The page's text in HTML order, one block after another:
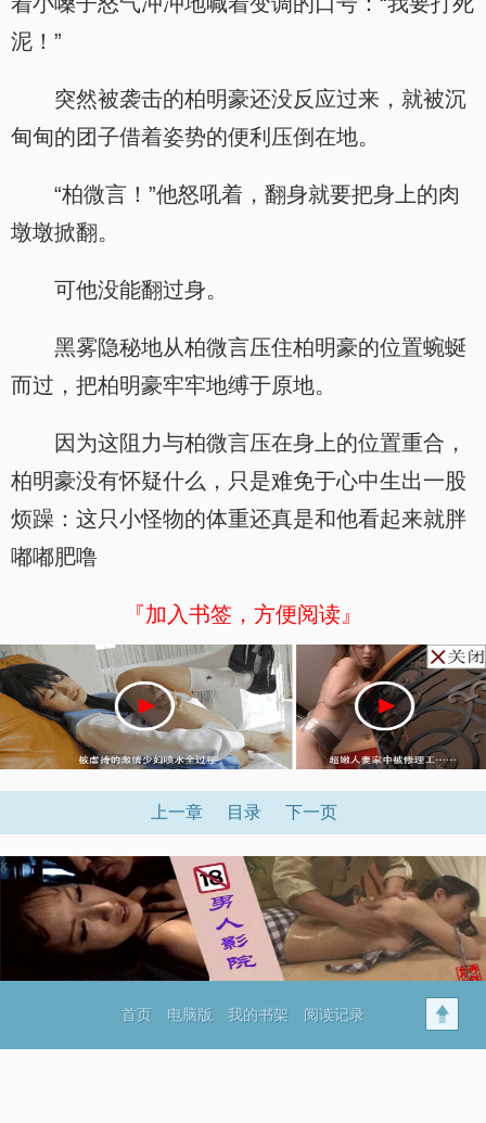
泥！”
突然被袭击的柏明豪还没反应过来，就被沉
甸甸的团子借着姿势的便利压倒在地。
“柏微言！”他怒吼着，翻身就要把身上的肉
墩墩掀翻。
可他没能翻过身。
黑雾隐秘地从柏微言压住柏明豪的位置蜿蜒
而过，把柏明豪牢牢地缚于原地。
因为这阻力与柏微言压在身上的位置重合，
柏明豪没有怀疑什么，只是难免于心中生出一股
烦躁：这只小怪物的体重还真是和他看起来就胖
嘟嘟肥噜
『加入书签，方便阅读』
x
上一章 目录 下一页
x
首页 电脑版 我的书架 阅读记录